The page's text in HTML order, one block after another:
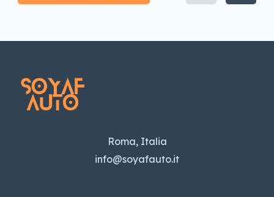
Roma, Italia
info@soyafauto.it